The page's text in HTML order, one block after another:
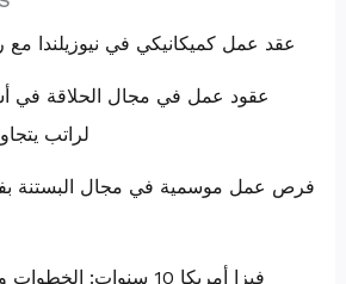
عقد عمل كميكانيكي في نيوزيلندا مع
لراتب يتجاوز 7000 دولار
فيزا أمريكا 10 سنوات: